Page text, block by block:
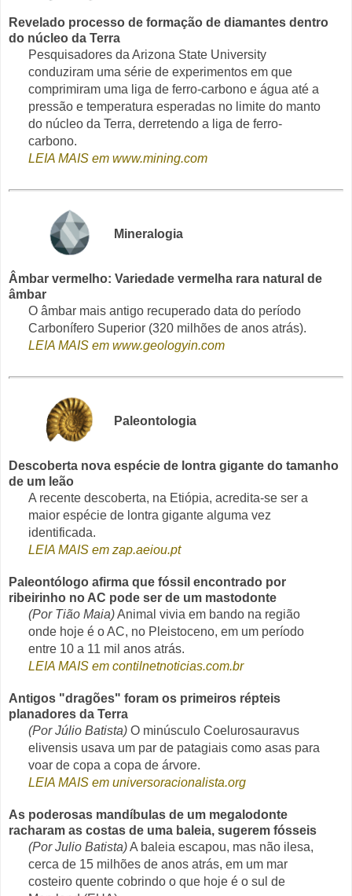
Revelado processo de formação de diamantes dentro
do núcleo da Terra
Pesquisadores da Arizona State University
conduziram uma série de experimentos em que
comprimiram uma liga de ferro-carbono e água até a
pressão e temperatura esperadas no limite do manto
do núcleo da Terra, derretendo a liga de ferro-
carbono.
LEIA MAIS em www.mining.com
Mineralogia
Âmbar vermelho: Variedade vermelha rara natural de
âmbar
O âmbar mais antigo recuperado data do período
Carbonífero Superior (320 milhões de anos atrás).
LEIA MAIS em www.geologyin.com
Paleontologia
Descoberta nova espécie de lontra gigante do tamanho
de um leão
A recente descoberta, na Etiópia, acredita-se ser a
maior espécie de lontra gigante alguma vez
identificada.
LEIA MAIS em zap.aeiou.pt
Paleontólogo afirma que fóssil encontrado por
ribeirinho no AC pode ser de um mastodonte
(Por Tião Maia)Animal vivia em bando na região
onde hoje é o AC, no Pleistoceno, em um período
entre 10 a 11 mil anos atrás.
LEIA MAIS em contilnetnoticias.com.br
Antigos "dragões" foram os primeiros répteis
planadores da Terra
(Por Júlio Batista)O minúsculo Coelurosauravus
elivensis usava um par de patagiais como asas para
voar de copa a copa de árvore.
LEIA MAIS em universoracionalista.org
As poderosas mandíbulas de um megalodonte
racharam as costas de uma baleia, sugerem fósseis
(Por Julio Batista)A baleia escapou, mas não ilesa,
cerca de 15 milhões de anos atrás, em um mar
costeiro quente cobrindo o que hoje é o sul de